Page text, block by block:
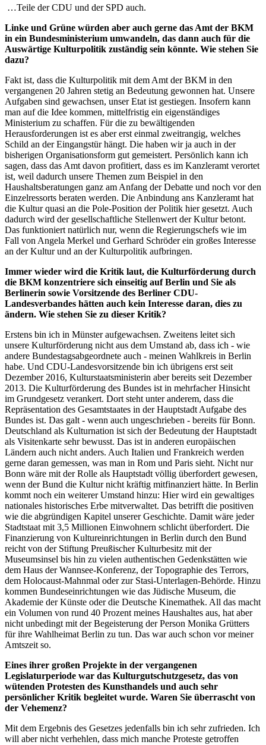
…Teile der CDU und der SPD auch.
Linke und Grüne würden aber auch gerne das Amt der BKM
in ein Bundesministerium umwandeln, das dann auch für die
Auswärtige Kulturpolitik zuständig sein könnte. Wie stehen Sie
dazu?
Fakt ist, dass die Kulturpolitik mit dem Amt der BKM in den
vergangenen 20 Jahren stetig an Bedeutung gewonnen hat. Unsere
Aufgaben sind gewachsen, unser Etat ist gestiegen. Insofern kann
man auf die Idee kommen, mittelfristig ein eigenständiges
Ministerium zu schaffen. Für die zu bewältigenden
Herausforderungen ist es aber erst einmal zweitrangig, welches
Schild an der Eingangstür hängt. Die haben wir ja auch in der
bisherigen Organisationsform gut gemeistert. Persönlich kann ich
sagen, dass das Amt davon profitiert, dass es im Kanzleramt verortet
ist, weil dadurch unsere Themen zum Beispiel in den
Haushaltsberatungen ganz am Anfang der Debatte und noch vor den
Einzelressorts beraten werden. Die Anbindung ans Kanzleramt hat
die Kultur quasi an die Pole-Position der Politik hier gesetzt. Auch
dadurch wird der gesellschaftliche Stellenwert der Kultur betont.
Das funktioniert natürlich nur, wenn die Regierungschefs wie im
Fall von Angela Merkel und Gerhard Schröder ein großes Interesse
an der Kultur und an der Kulturpolitik aufbringen.
Immer wieder wird die Kritik laut, die Kulturförderung durch
die BKM konzentriere sich einseitig auf Berlin und Sie als
Berlinerin sowie Vorsitzende des Berliner CDU-
Landesverbandes hätten auch kein Interesse daran, dies zu
ändern. Wie stehen Sie zu dieser Kritik?
Erstens bin ich in Münster aufgewachsen. Zweitens leitet sich
unsere Kulturförderung nicht aus dem Umstand ab, dass ich - wie
andere Bundestagsabgeordnete auch - meinen Wahlkreis in Berlin
habe. Und CDU-Landesvorsitzende bin ich übrigens erst seit
Dezember 2016, Kulturstaatsministerin aber bereits seit Dezember
2013. Die Kulturförderung des Bundes ist in mehrfacher Hinsicht
im Grundgesetz verankert. Dort steht unter anderem, dass die
Repräsentation des Gesamtstaates in der Hauptstadt Aufgabe des
Bundes ist. Das galt - wenn auch ungeschrieben - bereits für Bonn.
Deutschland als Kulturnation ist sich der Bedeutung der Hauptstadt
als Visitenkarte sehr bewusst. Das ist in anderen europäischen
Ländern auch nicht anders. Auch Italien und Frankreich werden
gerne daran gemessen, was man in Rom und Paris sieht. Nicht nur
Bonn wäre mit der Rolle als Hauptstadt völlig überfordert gewesen,
wenn der Bund die Kultur nicht kräftig mitfinanziert hätte. In Berlin
kommt noch ein weiterer Umstand hinzu: Hier wird ein gewaltiges
nationales historisches Erbe mitverwaltet. Das betrifft die positiven
wie die abgründigen Kapitel unserer Geschichte. Damit wäre jeder
Stadtstaat mit 3,5 Millionen Einwohnern schlicht überfordert. Die
Finanzierung von Kultureinrichtungen in Berlin durch den Bund
reicht von der Stiftung Preußischer Kulturbesitz mit der
Museumsinsel bis hin zu vielen authentischen Gedenkstätten wie
dem Haus der Wannsee-Konferenz, der Topographie des Terrors,
dem Holocaust-Mahnmal oder zur Stasi-Unterlagen-Behörde. Hinzu
kommen Bundeseinrichtungen wie das Jüdische Museum, die
Akademie der Künste oder die Deutsche Kinemathek. All das macht
ein Volumen von rund 40 Prozent meines Haushaltes aus, hat aber
nicht unbedingt mit der Begeisterung der Person Monika Grütters
für ihre Wahlheimat Berlin zu tun. Das war auch schon vor meiner
Amtszeit so.
Eines ihrer großen Projekte in der vergangenen
Legislaturperiode war das Kulturgutschutzgesetz, das von
wütenden Protesten des Kunsthandels und auch sehr
persönlicher Kritik begleitet wurde. Waren Sie überrascht von
der Vehemenz?
Mit dem Ergebnis des Gesetzes jedenfalls bin ich sehr zufrieden. Ich
will aber nicht verhehlen, dass mich manche Proteste getroffen